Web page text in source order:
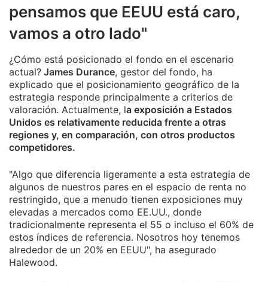
pensamos que EEUU está caro,
vamos a otro lado"
¿Cómo está posicionado el fondo en el escenario
actual? James Durance, gestor del fondo, ha
explicado que el posicionamiento geográfico de la
estrategia responde principalmente a criterios de
valoración. Actualmente, la exposición a Estados
Unidos es relativamente reducida frente a otras
regiones y, en comparación, con otros productos
competidores.
"Algo que diferencia ligeramente a esta estrategia de
algunos de nuestros pares en el espacio de renta no
restringido, que a menudo tienen exposiciones muy
elevadas a mercados como EE.UU., donde
tradicionalmente representa el 55 o incluso el 60% de
estos índices de referencia. Nosotros hoy tenemos
alrededor de un 20% en EEUU", ha asegurado
Halewood.